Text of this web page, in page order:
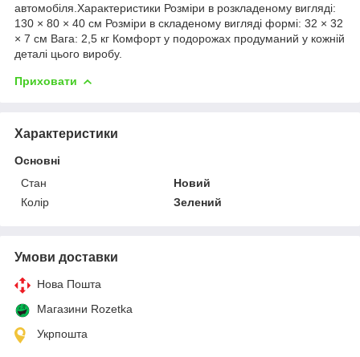
автомобіля.Характеристики Розміри в розкладеному вигляді:
130 × 80 × 40 см Розміри в складеному вигляді формі: 32 × 32
× 7 см Вага: 2,5 кг Комфорт у подорожах продуманий у кожній
деталі цього виробу.
Приховати
Характеристики
Основні
Стан
Новий
Колір
Зелений
Умови доставки
Нова Пошта
Магазини Rozetka
Укрпошта